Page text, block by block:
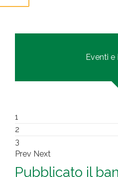
Eventi e
1
2
3
Prev Next
Pubblicato il